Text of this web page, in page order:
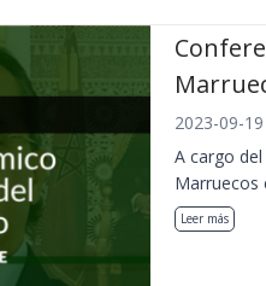
2023-09-
A cargo
Marruecos
Leer más